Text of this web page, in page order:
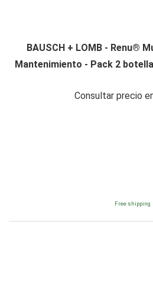
BAUSCH + LOMB - Renu®
Mantenimiento - Pack 2
Consultar precio
Free shipping